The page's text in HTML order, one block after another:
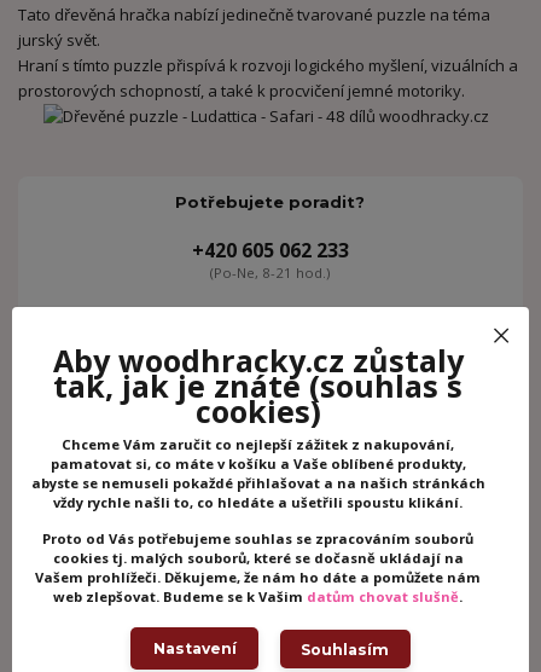
Tato dřevěná hračka nabízí jedinečně tvarované puzzle na téma
jurský svět.
Hraní s tímto puzzle přispívá k rozvoji logického myšlení, vizuálních a
prostorových schopností, a také k procvičení jemné motoriky.
Potřebujete poradit?
+420 605 062 233
(Po-Ne, 8-21 hod.)
Zboží zařazeno v kategoriích
Puzzle
Puzzle Ludattica
Související zboží 4
Aby woodhracky.cz zůstaly
tak, jak je znáte(souhlas s
cookies)
Chceme Vám zaručit co nejlepší zážitek z nakupování,
pamatovat si, co máte v košíku a Vaše oblíbené produkty,
abyste se nemuseli pokaždé přihlašovat a na našich stránkách
vždy rychle našli to, co hledáte a ušetřili spoustu klikání.
Proto od Vás potřebujeme souhlas se zpracováním souborů
cookies tj. malých souborů, které se dočasně ukládají na
Vašem prohlížeči. Děkujeme, že nám ho dáte a pomůžete nám
web zlepšovat. Budeme se k Vašim datům chovat slušně.
Nastavení Souhlasím